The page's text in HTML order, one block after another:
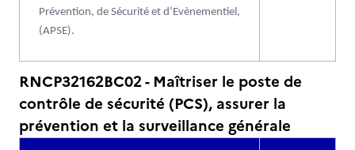
Prévention, de Sécurité et d’Evènementiel,
(APSE).
RNCP32162BC02 - Maîtriser le poste de
contrôle de sécurité (PCS), assurer la
prévention et la surveillance générale